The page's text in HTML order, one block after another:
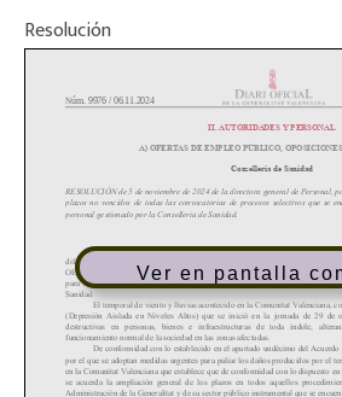
Resolución
Ver en pantalla